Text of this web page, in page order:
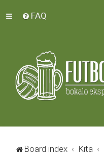
FAQ
Board index Kita